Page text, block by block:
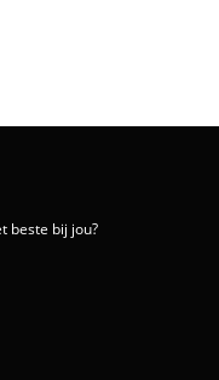
beste bij jou?